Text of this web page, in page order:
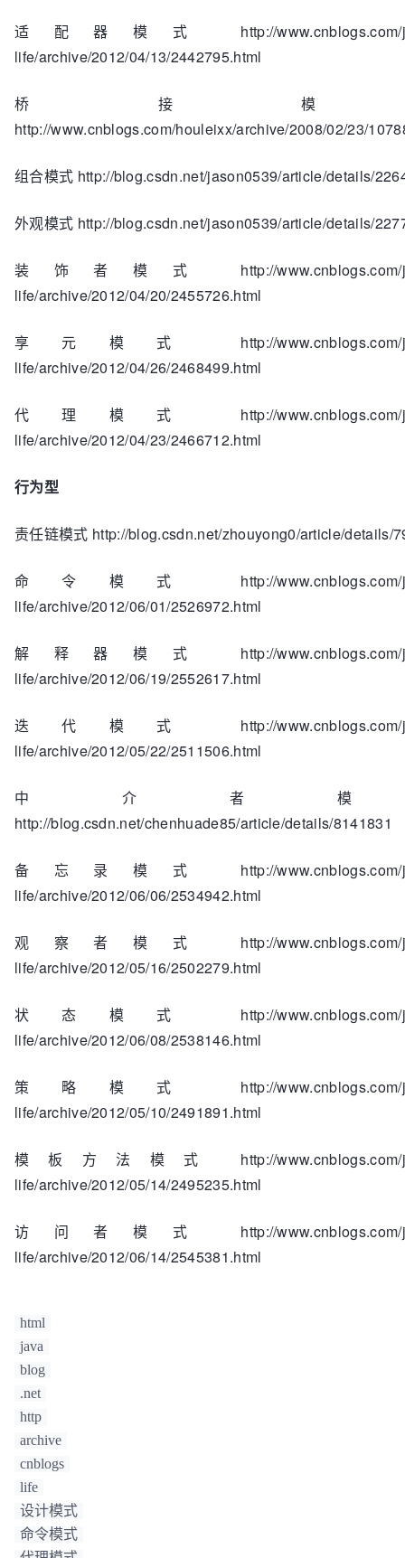
适配器模式 http://www.cnblogs.com/
life/archive/2012/04/13/2442795.html
桥接模
http://www.cnblogs.com/houleixx/archive/2008/02/23/
组合模式 http://blog.csdn.net/jason0539/article/details/
外观模式 http://blog.csdn.net/jason0539/article/details/
装饰者模式 http://www.cnblogs.com/
life/archive/2012/04/20/2455726.html
享元模式 http://www.cnblogs.com/
life/archive/2012/04/26/2468499.html
代理模式 http://www.cnblogs.com/
life/archive/2012/04/23/2466712.html
行为型
责任链模式 http://blog.csdn.net/zhouyong0/article/details/
命令模式 http://www.cnblogs.com/
life/archive/2012/06/01/2526972.html
解释器模式 http://www.cnblogs.com/
life/archive/2012/06/19/2552617.html
迭代模式 http://www.cnblogs.com/
life/archive/2012/05/22/2511506.html
中介者模
http://blog.csdn.net/chenhuade85/article/details/8141831
备忘录模式 http://www.cnblogs.com/
life/archive/2012/06/06/2534942.html
观察者模式 http://www.cnblogs.com/
life/archive/2012/05/16/2502279.html
状态模式 http://www.cnblogs.com/
life/archive/2012/06/08/2538146.html
策略模式 http://www.cnblogs.com/
life/archive/2012/05/10/2491891.html
模板方法模式 http://www.cnblogs.com/
life/archive/2012/05/14/2495235.html
访问者模式 http://www.cnblogs.com/
life/archive/2012/06/14/2545381.html
html
java
blog
.net
http
archive
cnblogs
life
设计模式
命令模式